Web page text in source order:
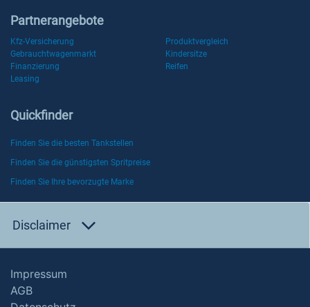
Partnerangebote
Kfz-Versicherung
Produktvergleich
Gebrauchtwagenmarkt
Kindersitze
Finanzierung
Reifen
Leasing
Quickfinder
Finden Sie die besten Tankstellen
Finden Sie die günstigsten Spritpreise
Finden Sie Ihre bevorzugte Marke
Disclaimer
Impressum
AGB